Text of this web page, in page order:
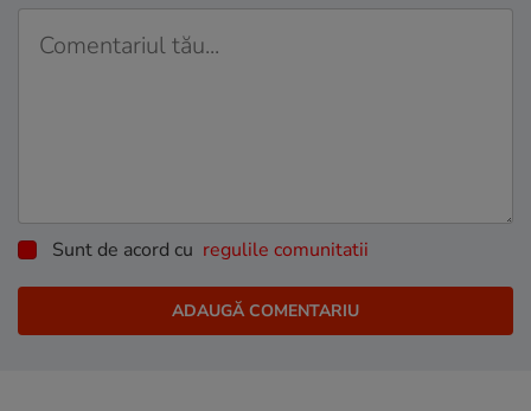
Sunt de acord cu regulile comunitatii